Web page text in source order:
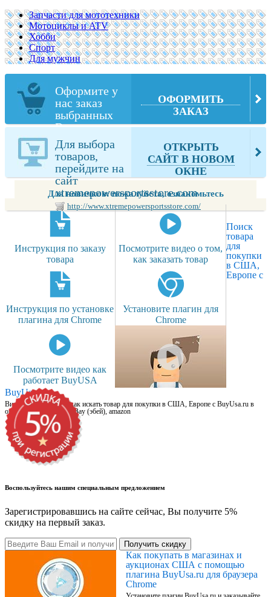
Запчасти для мототехники
Мотоциклы и ATV
Хобби
Спорт
Для мужчин
Оформите у
нас заказ
выбранных
Вами товаров
из
xtremepowersportsstore.com
ОФОРМИТЬ
ЗАКАЗ
Для выбора
товаров,
перейдите на
сайт
xtremepowersportsstore.com
http://www.xtremepowersportsstore.com/
ОТКРЫТЬ
САЙТ В НОВОМ
ОКНЕ
Для новичков: пожалуйста, ознакомьтесь
Инструкция по заказу
товара
Посмотрите видео о том,
как заказать товар
Инструкция по установке
плагина для Chrome
Установите плагин для
Chrome
Посмотрите видео как
работает BuyUSA
Поиск
товара
для
покупки
в США,
Европе с
BuyUsa.ru
Видео для новичков: как искать товар для покупки в США, Европе с BuyUsa.ru в
онлайн магазинах, на eBay (эбей), amazon
Воспользуйтесь нашим специальным предложением
Зарегистрировавшись на сайте сейчас, Вы получите 5%
скидку на первый заказ.
Получить скидку
Как покупать в магазинах и
аукционах США с помощью
плагина BuyUsa.ru для браузера
Chrome